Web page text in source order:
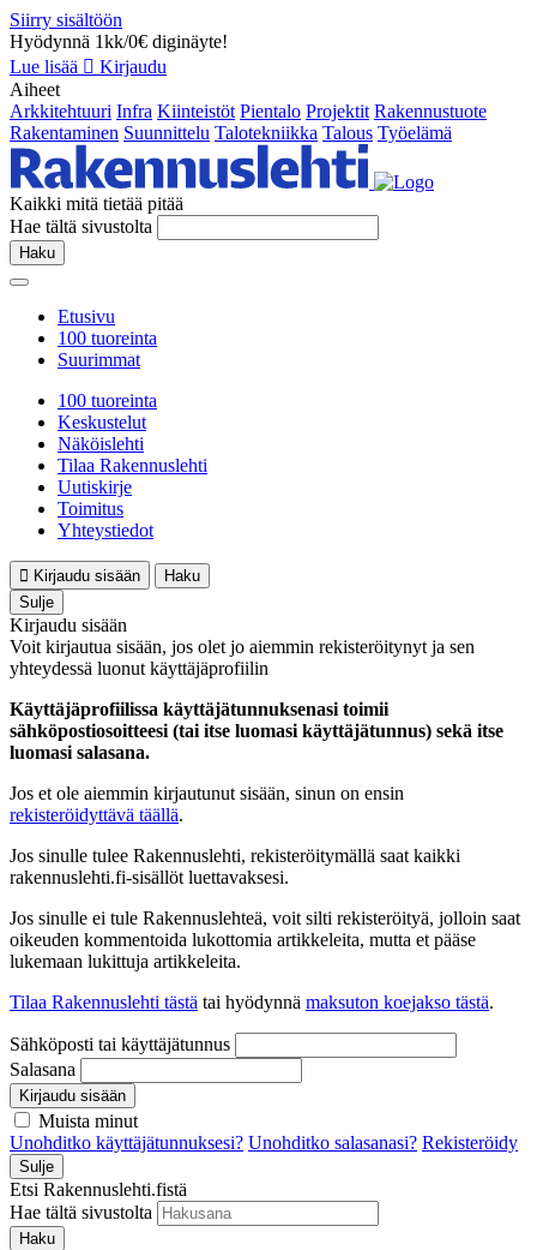
Siirry sisältöön
Hyödynnä 1kk/0€ diginäyte!
Lue lisää
Kirjaudu
Aiheet
Arkkitehtuuri Infra Kiinteistöt Pientalo Projektit Rakennustuote
Rakentaminen Suunnittelu Talotekniikka Talous Työelämä
Kaikki mitä tietää pitää
Hae tältä sivustolta
Haku
Etusivu
100 tuoreinta
Suurimmat
100 tuoreinta
Keskustelut
Näköislehti
Tilaa Rakennuslehti
Uutiskirje
Toimitus
Yhteystiedot
Kirjaudu sisään
Haku
Sulje
Kirjaudu sisään
Voit kirjautua sisään, jos olet jo aiemmin rekisteröitynyt ja sen
yhteydessä luonut käyttäjäprofiilin
Käyttäjäprofiilissa käyttäjätunnuksenasi toimii
sähköpostiosoitteesi (tai itse luomasi käyttäjätunnus) sekä itse
luomasi salasana.
Jos et ole aiemmin kirjautunut sisään, sinun on ensin
rekisteröidyttävä täällä.
Jos sinulle tulee Rakennuslehti, rekisteröitymällä saat kaikki
rakennuslehti.fi-sisällöt luettavaksesi.
Jos sinulle ei tule Rakennuslehteä, voit silti rekisteröityä, jolloin saat
oikeuden kommentoida lukottomia artikkeleita, mutta et pääse
lukemaan lukittuja artikkeleita.
Tilaa Rakennuslehti tästä tai hyödynnä maksuton koejakso tästä.
Sähköposti tai käyttäjätunnus
Salasana
Kirjaudu sisään
Muista minut
Unohditko käyttäjätunnuksesi? Unohditko salasanasi? Rekisteröidy
Sulje
Etsi Rakennuslehti.fistä
Hae tältä sivustolta
Haku